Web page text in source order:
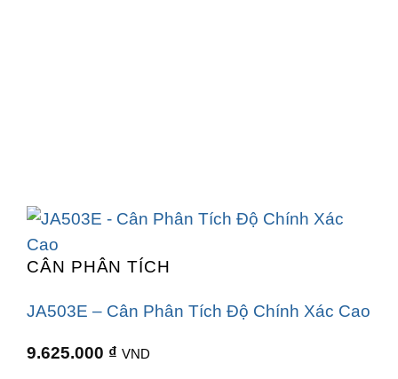
CÂN PHÂN TÍCH
JA503E – Cân Phân Tích Độ Chính Xác Cao
9.625.000 ₫ VND